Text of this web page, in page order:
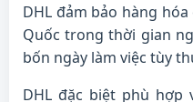
DHL đảm bảo hàng
Quốc trong thời gian
bốn ngày làm việc tùy
DHL đặc biệt phù hợp